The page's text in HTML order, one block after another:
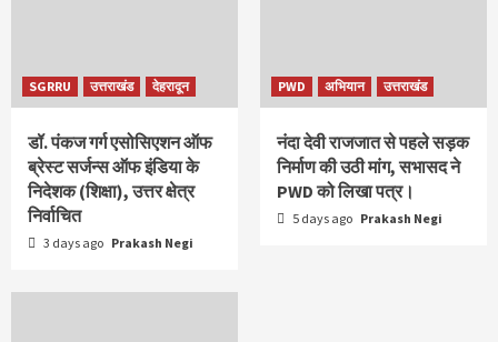
SGRRU उत्तराखंड देहरादून
डॉ. पंकज गर्ग एसोसिएशन ऑफ
ब्रेस्ट सर्जन्स ऑफ इंडिया के
निदेशक (शिक्षा), उत्तर क्षेत्र
निर्वाचित
3 days ago Prakash Negi
PWD अभियान उत्तराखंड
नंदा देवी राजजात से पहले सड़क
निर्माण की उठी मांग, सभासद ने
PWD को लिखा पत्र।
5 days ago Prakash Negi